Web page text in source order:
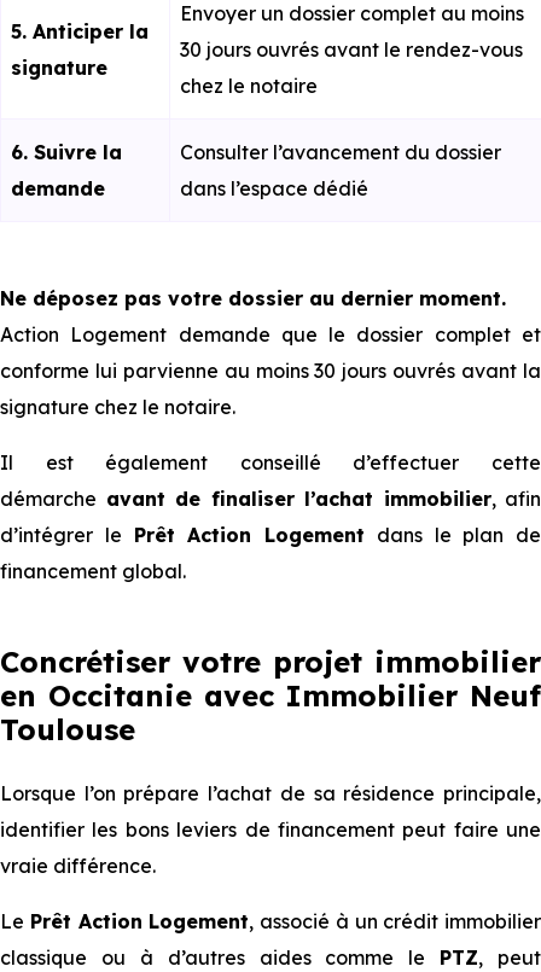
5. Anticiper la
signature
Envoyer un dossier complet au moins
30 jours ouvrés avant le rendez-vous
chez le notaire
6. Suivre la
demande
Consulter l’avancement du dossier
dans l’espace dédié
Ne déposez pas votre dossier au dernier moment.
Action Logement demande que le dossier complet et
conforme lui parvienne au moins 30 jours ouvrés avant la
signature chez le notaire.
Il est également conseillé d’effectuer cette
démarche avant de finaliser l’achat immobilier, afin
d’intégrer le Prêt Action Logement dans le plan de
financement global.
Concrétiser votre projet immobilier
en Occitanie avec Immobilier Neuf
Toulouse
Lorsque l’on prépare l’achat de sa résidence principale,
identifier les bons leviers de financement peut faire une
vraie différence.
Le Prêt Action Logement, associé à un crédit immobilier
classique ou à d’autres aides comme le PTZ, peut